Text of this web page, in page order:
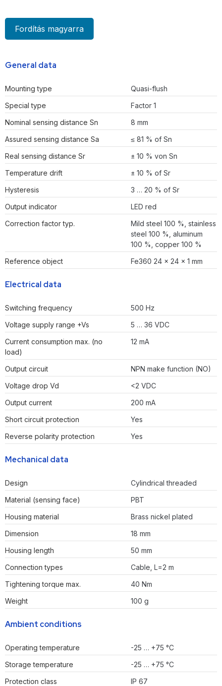
Fordítás magyarra
General data
Mounting type
Quasi-flush
Special type
Factor 1
Nominal sensing distance Sn
8 mm
Assured sensing distance Sa
≤ 81 % of Sn
Real sensing distance Sr
± 10 % von Sn
Temperature drift
± 10 % of Sr
Hysteresis
3 … 20 % of Sr
Output indicator
LED red
Correction factor typ.
Mild steel 100 %, stainless
steel 100 %, aluminum
100 %, copper 100 %
Reference object
Fe360 24 x 24 x 1 mm
Electrical data
Switching frequency
500 Hz
Voltage supply range +Vs
5 … 36 VDC
Current consumption max. (no
load)
12 mA
Output circuit
NPN make function (NO)
Voltage drop Vd
<2 VDC
Output current
200 mA
Short circuit protection
Yes
Reverse polarity protection
Yes
Mechanical data
Design
Cylindrical threaded
Material (sensing face)
PBT
Housing material
Brass nickel plated
Dimension
18 mm
Housing length
50 mm
Connection types
Cable, L=2 m
Tightening torque max.
40 Nm
Weight
100 g
Ambient conditions
Operating temperature
-25 … +75 °C
Storage temperature
-25 … +75 °C
Protection class
IP 67